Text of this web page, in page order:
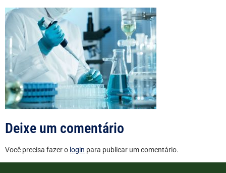
Deixe um comentário
Você precisa fazer o login para publicar um comentário.